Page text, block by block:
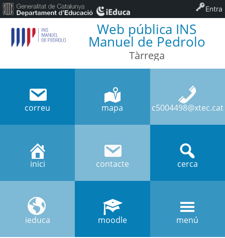
Web pública INS
Manuel de Pedrolo
Tàrrega
correu mapa c5004498@xtec.cat
inici contacte cerca
ieduca moodle menú
Entra